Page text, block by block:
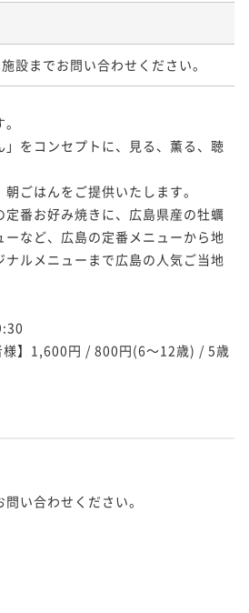
設までお問い合わせください。
」をコンセプトに、見る、薫る、聴
ごはんをご提供いたします。
定番お好み焼きに、広島県産の牡蠣
ーなど、広島の定番メニューから地
ナルメニューまで広島の人気ご当地
様】1,600円 / 800円(6～12歳) / 5歳
い合わせください。